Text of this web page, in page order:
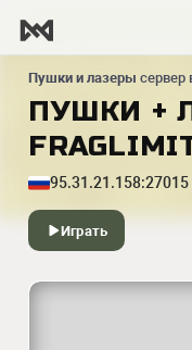
Пушки и лазеры сервер
ПУШКИ +
95.31.21.158:27015
Играть